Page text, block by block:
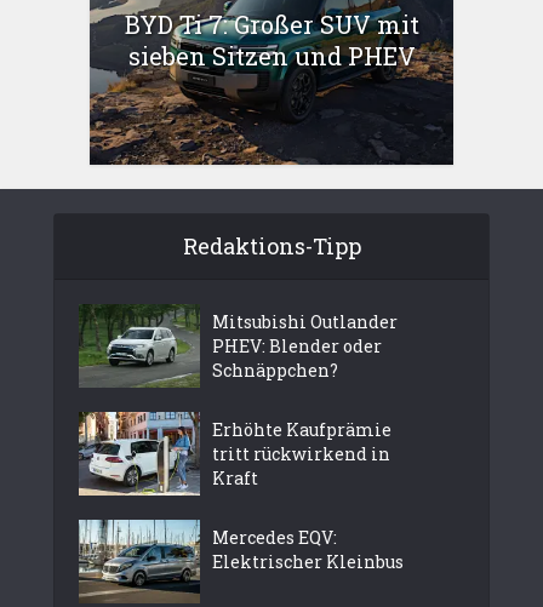
BYD Ti 7: Großer SUV mit
sieben Sitzen und PHEV
Redaktions-Tipp
Mitsubishi Outlander
PHEV: Blender oder
Schnäppchen?
Erhöhte Kaufprämie
tritt rückwirkend in
Kraft
Mercedes EQV:
Elektrischer Kleinbus